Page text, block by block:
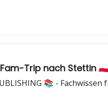
Trip nach Stettin
📚 - Fachwissen